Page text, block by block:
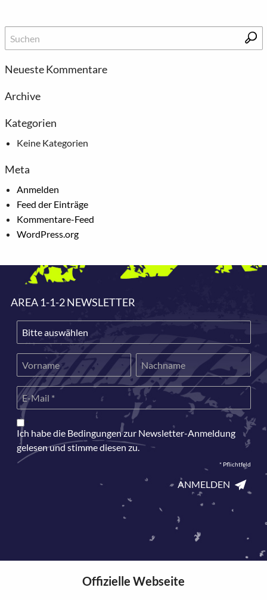
Neueste Kommentare
Archive
Kategorien
Keine Kategorien
Meta
Anmelden
Feed der Einträge
Kommentare-Feed
WordPress.org
AREA 1-1-2 NEWSLETTER
*
Ich habe die Bedingungen zur Newsletter-Anmeldung
gelesen und stimme diesen zu.
*Pflichtfeld
ANMELDEN
Offizielle Webseite